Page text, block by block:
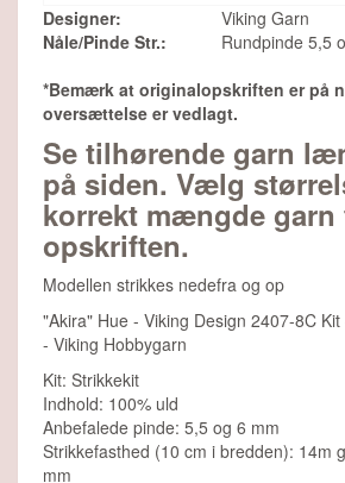
Designer:
Viking Garn
Nåle/Pinde Str.:
Rundpinde 5,5
*Bemærk at originalopskriften er på
oversættelse er vedlagt.
Se tilhørende garn
på siden. Vælg
korrekt mængde garn
opskriften.
Modellen strikkes nedefra og op
"Akira" Hue - Viking Design 2407-8C
- Viking Hobbygarn
Kit: Strikkekit
Indhold: 100% uld
Anbefalede pinde: 5,5 og 6 mm
Strikkefasthed (10 cm i bredden): 14m
mm